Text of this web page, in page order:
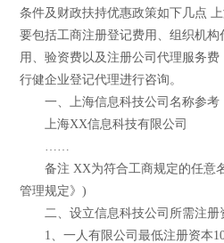
条件及财政扶持优惠政策如下几点
要包括工商注册登记费用、组织机
用、验资费以及注册公司代理服务
行健企业登记代理进行咨询。
一、上海信息科技公司名称参考
上海XX信息科技有限公司
备注 XX为符合工商规定的任意
管理规定》)
二、设立信息科技公司所需注册
1、一人有限公司最低注册资本